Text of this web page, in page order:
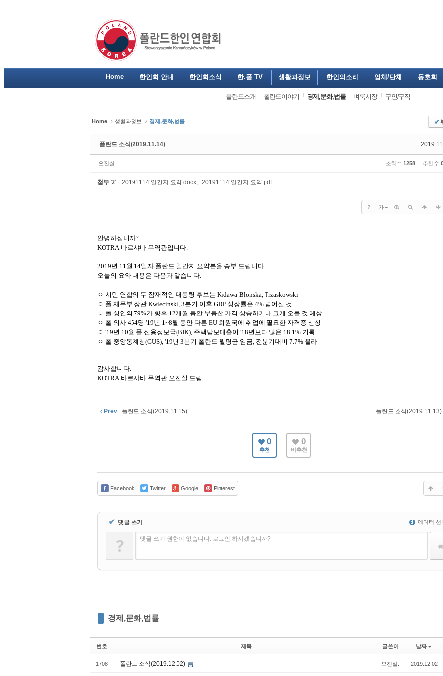
Home 한인회 안내 한인회소식 한.폴 TV 생활과정보 한인의소리 업체/단체 동호회
폴란드소개 폴란드이야기 경제,문화,법률 벼룩시장 구인/구직
Home 생활과정보 경제,문화,법률 ✔
폴란드 소식(2019.11.14)
오진실. 조회 수 1258 추천 수 0
첨부 '2' 20191114 일간지 요약.docx, 20191114 일간지 요약.pdf
? 가
안녕하십니까?
KOTRA 바르샤바 무역관입니다.
2019년 11월 14일자 폴란드 일간지 요약본을 송부 드립니다.
오늘의 요약 내용은 다음과 같습니다.
ㅇ 시민 연합의 두 잠재적인 대통령 후보는 Kidawa-Blonska, Trzaskowski
ㅇ 폴 재무부 장관 Kwiecinski, 3분기 이후 GDP 성장률은 4% 넘어설 것
ㅇ 폴 성인의 79%가 향후 12개월 동안 부동산 가격 상승하거나 크게 오를 것 예상
ㅇ 폴 의사 454명 '19년 1~8월 동안 다른 EU 회원국에 취업에 필요한 자격증 신청
ㅇ '19년 10월 폴 신용정보국(BIK), 주택담보대출이 '18년보다 많은 18.1% 기록
ㅇ 폴 중앙통계청(GUS), '19년 3분기 폴란드 월평균 임금, 전분기대비 7.7% 올라
감사합니다.
KOTRA 바르샤바 무역관 오진실 드림
Prev 폴란드 소식(2019.11.15) 폴란드 소식(2019.11.13)
0
추천
0
비추천
Facebook Twitter Google Pinterest
✔ 댓글 쓰기 에디터 선
? 댓글 쓰기 권한이 없습니다. 로그인 하시겠습니까?
경제,문화,법률
번호 제목 글쓴이 날짜
1708 폴란드 소식(2019.12.02) 오진실. 2019.12.02